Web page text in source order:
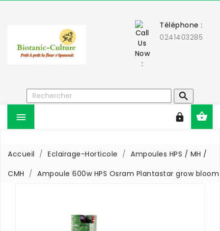
Téléphone :
0241403285



Accueil Eclairage-Horticole
Ampoules HPS / MH /
CMH
Ampoule 600w HPS Osram Plantastar grow bloom